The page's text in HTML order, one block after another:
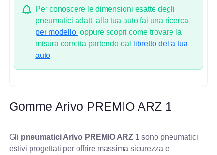
Per conoscere le dimensioni esatte degli
pneumatici adatti alla tua auto fai una ricerca
per modello. oppure scopri come trovare la
misura corretta partendo dal
libretto della tua
auto
Gomme Arivo PREMIO ARZ 1
Gli pneumatici Arivo PREMIO ARZ 1 sono pneumatici
estivi progettati per offrire massima sicurezza e